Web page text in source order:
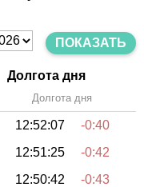
ПОКАЗАТЬ
Долгота дня
Долгота дня
12:52:07
-0:40
12:51:25
-0:42
12:50:42
-0:43